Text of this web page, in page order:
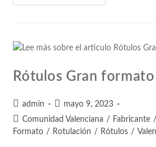
Rótulos Gran
admin
mayo 9, 2023
Comunidad Valenciana / Fabricante /
Formato / Rotulación / Rótulos /